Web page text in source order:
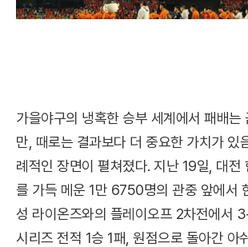
가을야구의 냉혹한 승부 세계에서 패배는
만, 때로는 결과보다 더 중요한 가치가 있
례적인 장면이 펼쳐졌다. 지난 19일, 대전
를 가득 메운 1만 6750명의 관중 앞에서
성 라이온즈와의 플레이오프 2차전에서
시리즈 전적 1승 1패, 원점으로 돌아간 아